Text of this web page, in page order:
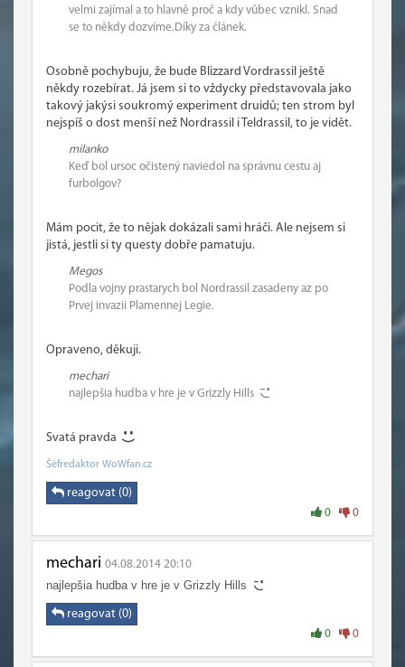
velmi zajímal a to hlavně proč a kdy vůbec vznikl. Snad
se to někdy dozvíme.Díky za článek.
Osobně pochybuju, že bude Blizzard Vordrassil ještě
někdy rozebírat. Já jsem si to vždycky představovala jako
takový jakýsi soukromý experiment druidů; ten strom byl
nejspíš o dost menší než Nordrassil i Teldrassil, to je vidět.
milanko
Keď bol ursoc očistený naviedol na správnu cestu aj
furbolgov?
Mám pocit, že to nějak dokázali sami hráči. Ale nejsem si
jistá, jestli si ty questy dobře pamatuju.
Megos
Podla vojny prastarych bol Nordrassil zasadeny az po
Prvej invazii Plamennej Legie.
Opraveno, děkuji.
mechari
najlepšia hudba v hre je v Grizzly Hills
Svatá pravda
Šéfredaktor WoWfan.cz
reagovat (0)
0 0
mechari 04.08.2014 20:10
najlepšia hudba v hre je v Grizzly Hills
reagovat (0)
0 0